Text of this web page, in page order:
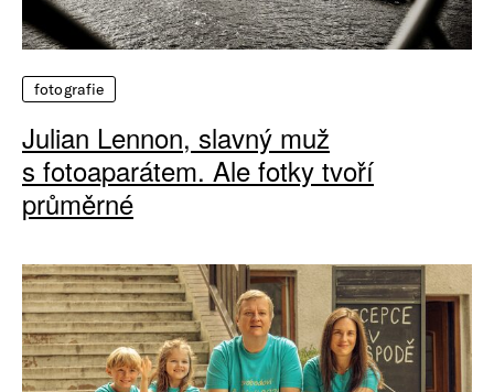
fotografie
Julian Lennon, slavný muž
s fotoaparátem. Ale fotky tvoří
průměrné